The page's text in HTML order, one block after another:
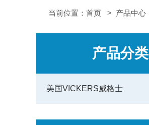
当前位置： 首页 > 产品中心
产品分类
美国VICKERS威格士